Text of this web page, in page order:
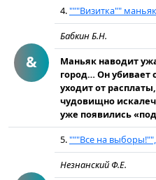
&
4."""Визитка""
Бабкин Б.Н.
Маньяк наводит
город… Он убивает
уходит от
чудовищно
уже появились
5."""Все на
Незнанский Ф.Е.